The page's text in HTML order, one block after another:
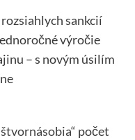
sankcií
výročie
– s novým úsilím
počet